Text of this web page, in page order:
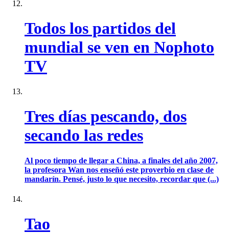
Todos los partidos del
mundial se ven en Nophoto
TV
Tres días pescando, dos
secando las redes
Al poco tiempo de llegar a China, a finales del año 2007,
la profesora Wan nos enseñó este proverbio en clase de
mandarín. Pensé, justo lo que necesito, recordar que (...)
Tao